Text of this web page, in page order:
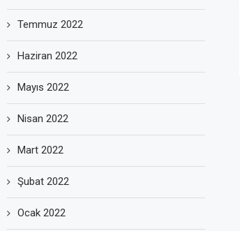
Temmuz 2022
Haziran 2022
Mayıs 2022
Nisan 2022
Mart 2022
Şubat 2022
Ocak 2022